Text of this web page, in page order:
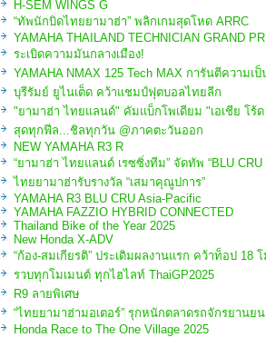
H-SEM WINGS G
“ทัพนักบิดไทยยามาฮ่า” พลิกเกมสุดโหด ARRC
YAMAHA THAILAND TECHNICIAN GRAND
ระเบิดความมันกลางเมือง!
YAMAHA NMAX 125 Tech MAX การันตีความเ
บุรีรัมย์ ยูไนเต็ด คว้าแชมป์ฟุตบอลไทยลีก
"ยามาฮ่า ไทยแลนด์" คัมแบ็กโพเดียม "เอเชีย โร้ด
สุดทุกฟีล...ชิลทุกวัน @ภาคตะวันออก
NEW YAMAHA R3 R
“ยามาฮ่า ไทยแลนด์ เรซซิ่งทีม” จัดทัพ “BLU CRU
ไทยยามาฮ่ารับรางวัล “เสมาคุณูปการ”
YAMAHA R3 BLU CRU Asia-Pacific
YAMAHA FAZZIO HYBRID CONNECTED
Thailand Bike of the Year 2025
New Honda X-ADV
“ก้อง-สมเกียรติ” ประเดิมผลงานแรก คว้าท็อป 18
รวบทุกโมเมนต์ ทุกไฮไลท์ ThaiGP2025
R9 ลายพิเศษ
“ไทยยามาฮ่ามอเตอร์” รุกหนักตลาดรถจักรยานย
Honda Race to The One Village 2025